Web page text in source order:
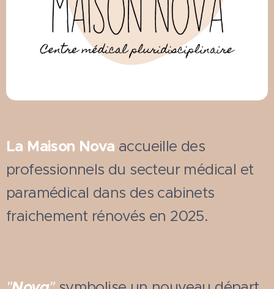
La Maison Nova accueille des
professionnels du secteur médical et
paramédical dans des cabinets
fraichement rénovés en 2025.